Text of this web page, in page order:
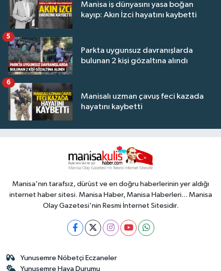
Manisa iş dünyasını yasa boğan
kayıp: Akın İzci hayatını kaybetti
Parkta uygunsuz davranışlarda
bulunan 2 kişi gözaltına alındı
5
Manisalı uzman çavuş feci kazada
hayatını kaybetti
6
Manisa'nın tarafsız, dürüst ve en doğru haberlerinin yer aldığı
internet haber sitesi. Manisa Haber, Manisa Haberleri... Manisa
Olay Gazetesi'nin Resmi İnternet Sitesidir.
Yunusemre Nöbetçi Eczaneler
Yunusemre Hava Durumu